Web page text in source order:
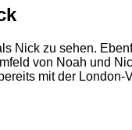
Nick zu sehen.
von Noah und
mit der